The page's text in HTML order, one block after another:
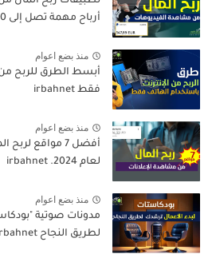
أرباح مهمة تصل إلى 200 دولار .. irbahnet
منذ بضع اعوام
أبسط الطرق للربح من
فقط irbahnet
منذ بضع اعوام
أفضل 7 مواقع
لعام 2024. irbahnet
منذ بضع اعوام
مدونات صوتية
لطريق النجاح irbahnet